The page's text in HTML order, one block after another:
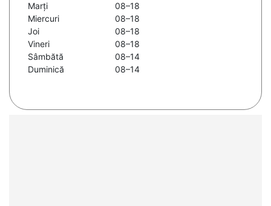
Marți
08–18
Miercuri
08–18
Joi
08–18
Vineri
08–18
Sâmbătă
08–14
Duminică
08–14